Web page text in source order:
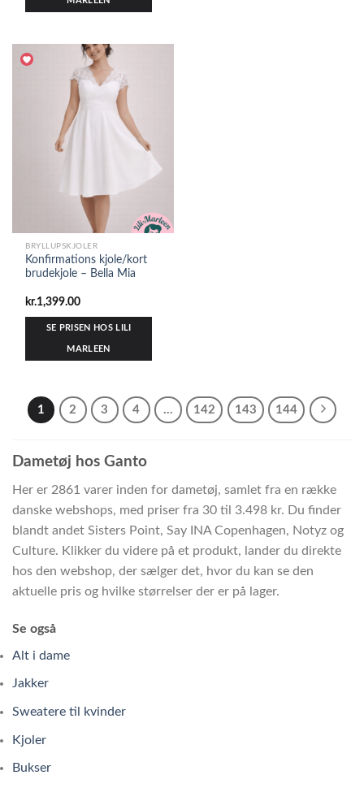
BRYLLUPSKJOLER
Konfirmations kjole/kort
brudekjole – Bella Mia
kr.1,399.00
SE PRISEN HOS LILI
MARLEEN
1 2 3 4 … 142 143 144
Dametøj hos Ganto
Her er 2861 varer inden for dametøj, samlet fra en række
danske webshops, med priser fra 30 til 3.498 kr. Du finder
blandt andet Sisters Point, Say INA Copenhagen, Notyz og
Culture. Klikker du videre på et produkt, lander du direkte
hos den webshop, der sælger det, hvor du kan se den
aktuelle pris og hvilke størrelser der er på lager.
Se også
Alt i dame
Jakker
Sweatere til kvinder
Kjoler
Bukser